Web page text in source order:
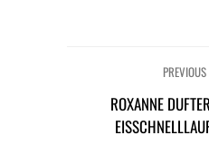
ROXANNE